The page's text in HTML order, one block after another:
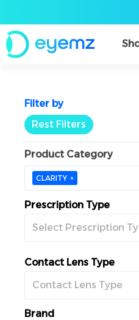
Filter by
Rest Filters
Product Category
CLARITY ×
Prescription Type
Select Prescription
Contact Lens Type
Contact Lens Type​
Brand